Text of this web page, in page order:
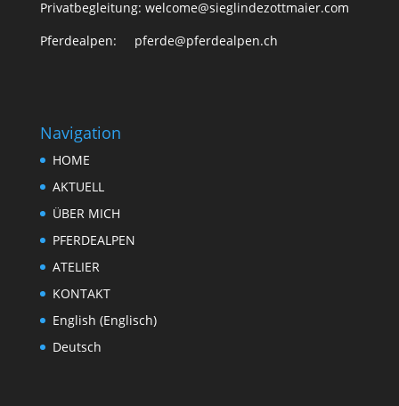
Privatbegleitung: welcome@sieglindezottmaier.com
Pferdealpen: pferde@pferdealpen.ch
Navigation
HOME
AKTUELL
ÜBER MICH
PFERDEALPEN
ATELIER
KONTAKT
English (Englisch)
Deutsch